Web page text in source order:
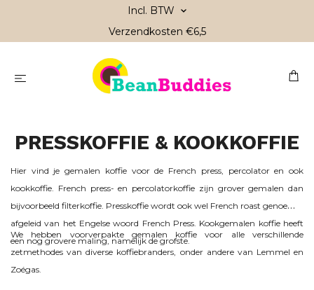
Incl. BTW
Verzendkosten €6,5
PRESSKOFFIE & KOOKKOFFIE
Hier vind je gemalen koffie voor de French press, percolator en ook
kookkoffie. French press- en percolatorkoffie zijn grover gemalen dan
bijvoorbeeld filterkoffie. Presskoffie wordt ook wel French roast genoemd,
afgeleid van het Engelse woord French Press. Kookgemalen koffie heeft
een nog grovere maling, namelijk de grofste.
We hebben voorverpakte gemalen koffie voor alle verschillende
zetmethodes van diverse koffiebranders, onder andere van Lemmel en
Zoégas.